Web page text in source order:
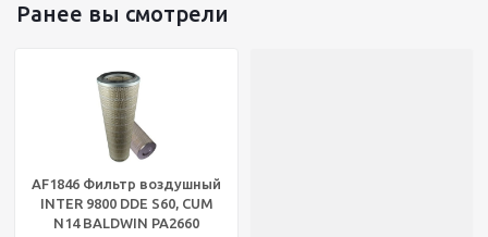
Ранее вы смотрели
AF1846 Фильтр воздушный
INTER 9800 DDE S60, CUM
N14 BALDWIN PA2660